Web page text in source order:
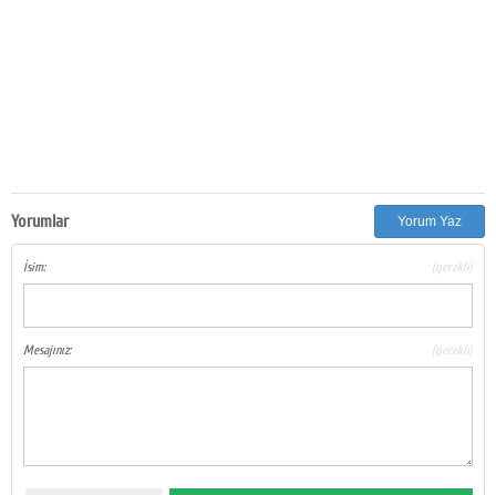
Yorumlar Yorum Yaz
İsim: (gerekli)
Mesajınız: (gerekli)